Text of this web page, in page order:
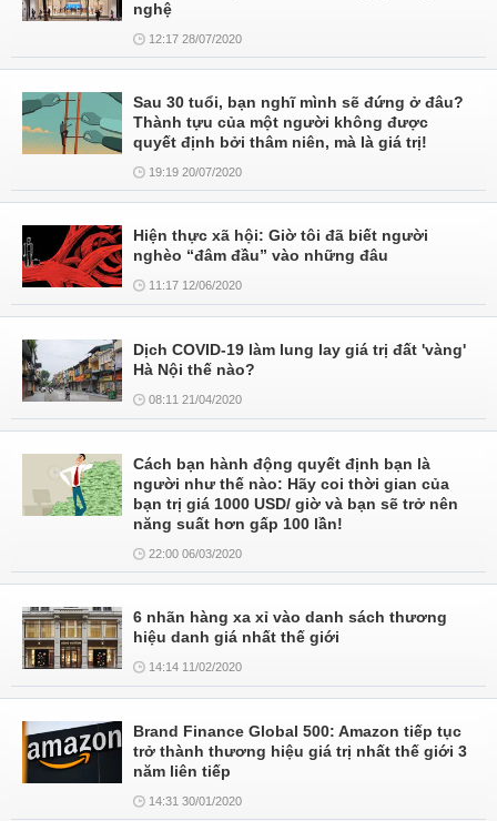
nghệ
12:17 28/07/2020
Sau 30 tuổi, bạn nghĩ mình sẽ đứng ở đâu?
Thành tựu của một người không được
quyết định bởi thâm niên, mà là giá trị!
19:19 20/07/2020
Hiện thực xã hội: Giờ tôi đã biết người
nghèo “đâm đầu” vào những đâu
11:17 12/06/2020
Dịch COVID-19 làm lung lay giá trị đất 'vàng'
Hà Nội thế nào?
08:11 21/04/2020
Cách bạn hành động quyết định bạn là
người như thế nào: Hãy coi thời gian của
bạn trị giá 1000 USD/ giờ và bạn sẽ trở nên
năng suất hơn gấp 100 lần!
22:00 06/03/2020
6 nhãn hàng xa xỉ vào danh sách thương
hiệu danh giá nhất thế giới
14:14 11/02/2020
Brand Finance Global 500: Amazon tiếp tục
trở thành thương hiệu giá trị nhất thế giới 3
năm liên tiếp
14:31 30/01/2020